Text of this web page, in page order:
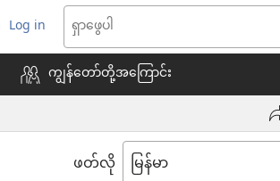
Log in
(window
အသစ်
ဖွ
နေ
ကျွန်တော်တို့အကြောင်း
ဖတ်လို